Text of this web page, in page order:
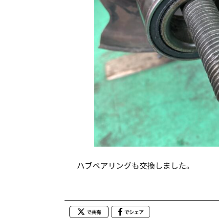
ハブベアリングも交換しました。
で共有 でシェア